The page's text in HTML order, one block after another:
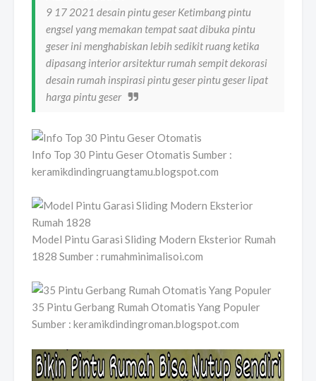
9 17 2021 desain pintu geser Ketimbang pintu
engsel yang memakan tempat saat dibuka pintu
geser ini menghabiskan lebih sedikit ruang ketika
dipasang interior arsitektur rumah sempit dekorasi
desain rumah inspirasi pintu geser pintu geser lipat
harga pintu geser
Info Top 30 Pintu Geser Otomatis Sumber :
keramikdindingruangtamu.blogspot.com
Model Pintu Garasi Sliding Modern Eksterior Rumah
1828 Sumber : rumahminimalisoi.com
35 Pintu Gerbang Rumah Otomatis Yang Populer
Sumber : keramikdindingroman.blogspot.com